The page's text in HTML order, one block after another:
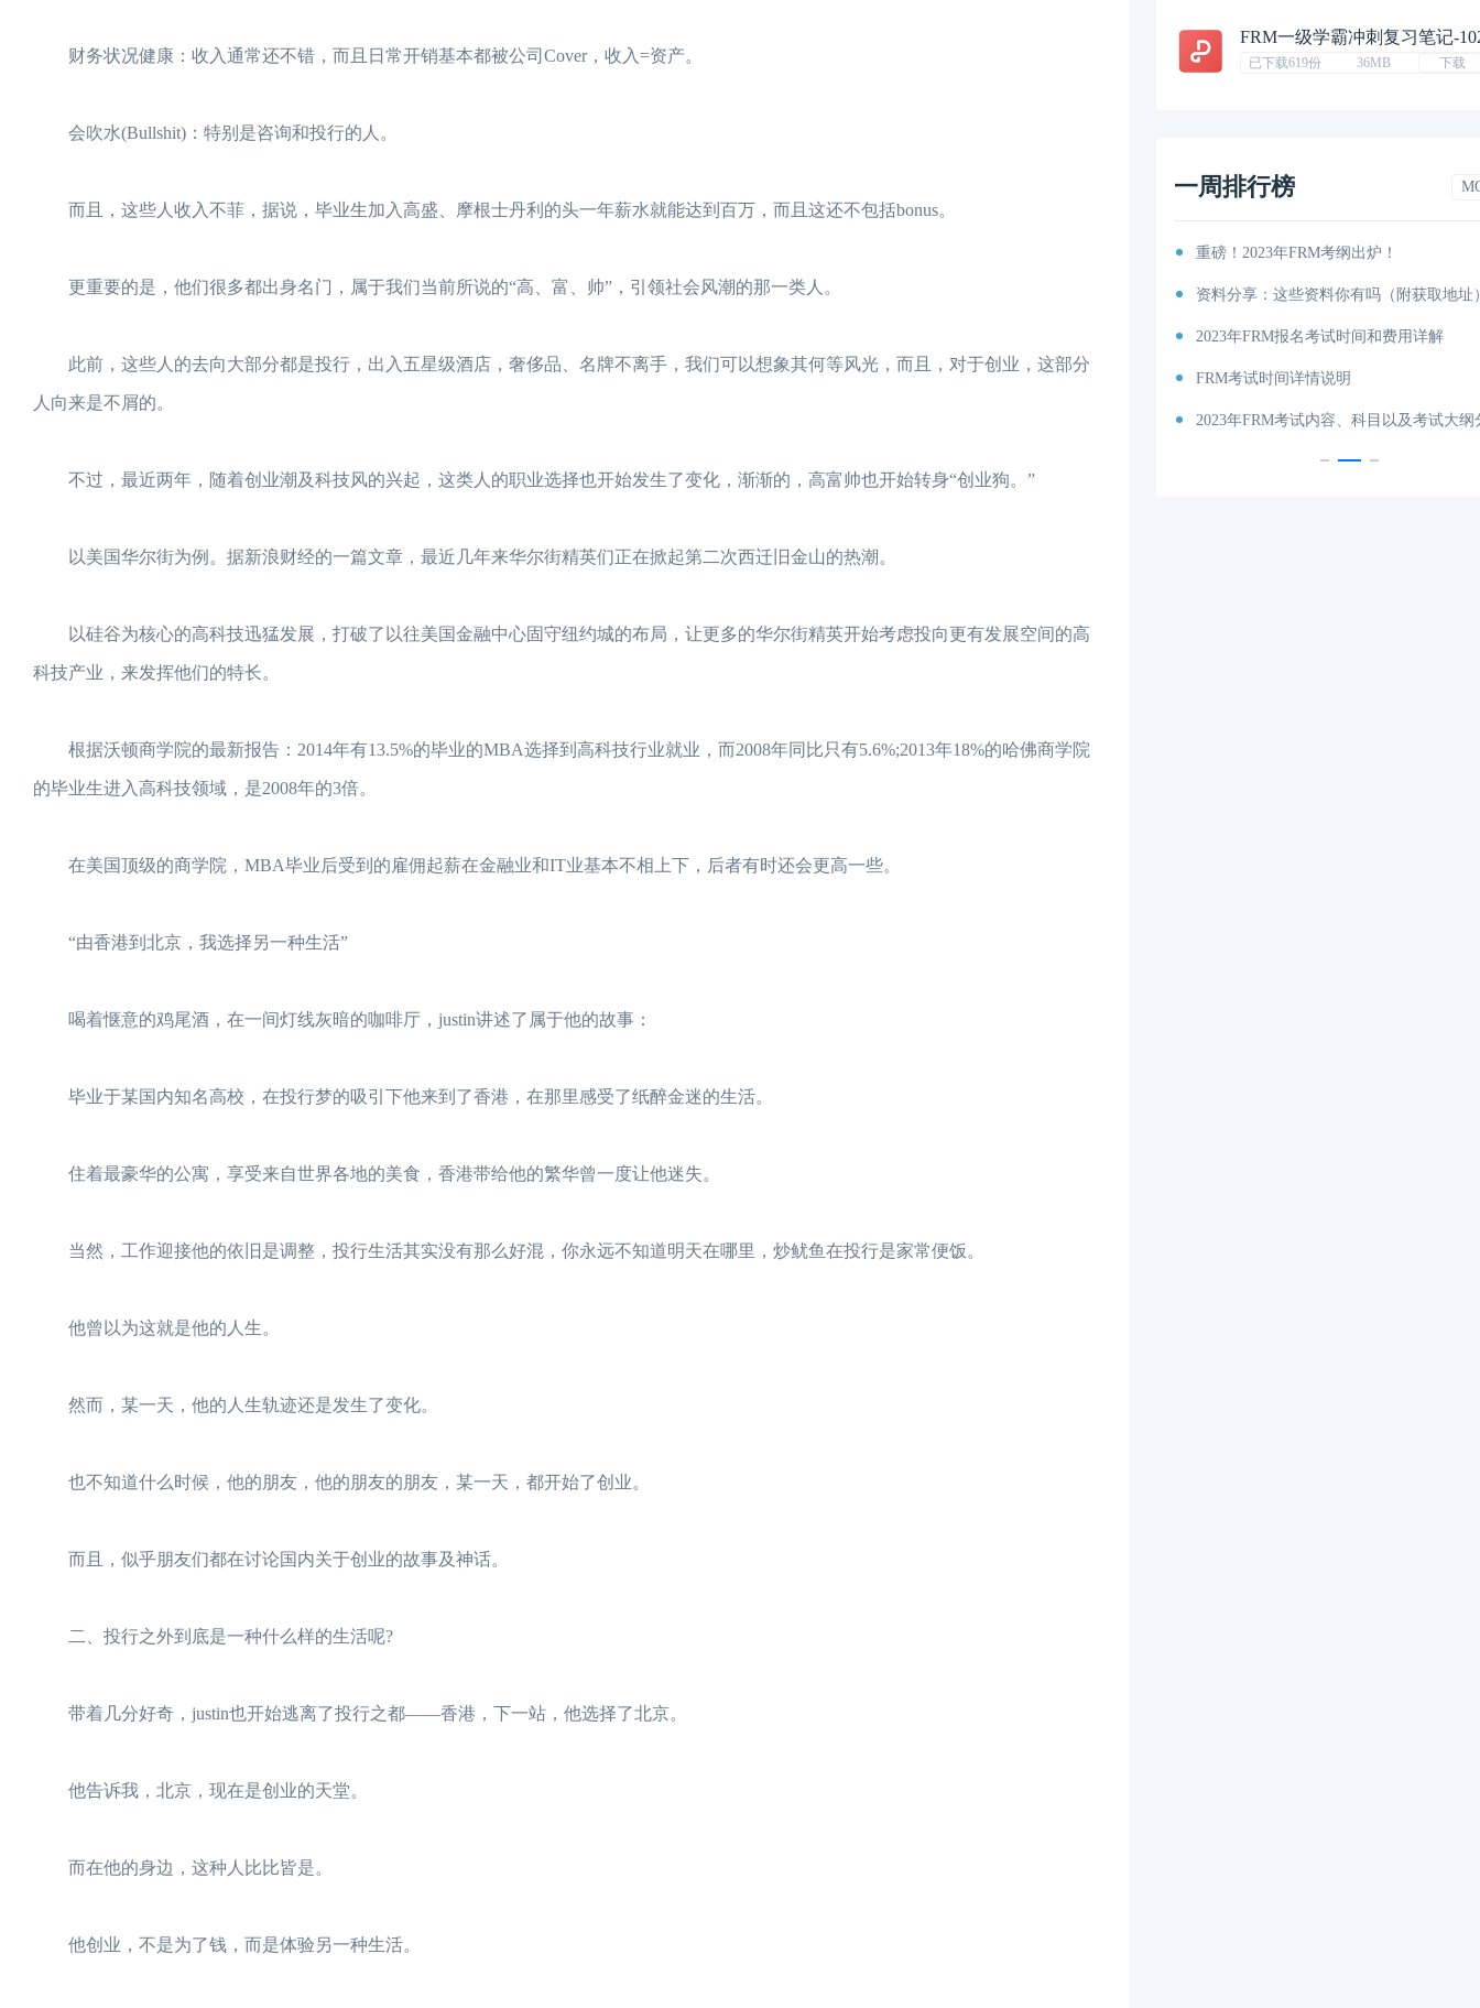
财务状况健康：收入通常还不错，而且日常开销基本都被公司Cover，收入=资产。
会吹水(Bullshit)：特别是咨询和投行的人。
而且，这些人收入不菲，据说，毕业生加入高盛、摩根士丹利的头一年薪水就能达到百万，而且这还不包括bonus。
更重要的是，他们很多都出身名门，属于我们当前所说的“高、富、帅”，引领社会风潮的那一类人。
此前，这些人的去向大部分都是投行，出入五星级酒店，奢侈品、名牌不离手，我们可以想象其何等风光，而且，对于创业，这部分
人向来是不屑的。
不过，最近两年，随着创业潮及科技风的兴起，这类人的职业选择也开始发生了变化，渐渐的，高富帅也开始转身“创业狗。”
以美国华尔街为例。据新浪财经的一篇文章，最近几年来华尔街精英们正在掀起第二次西迁旧金山的热潮。
以硅谷为核心的高科技迅猛发展，打破了以往美国金融中心固守纽约城的布局，让更多的华尔街精英开始考虑投向更有发展空间的高
科技产业，来发挥他们的特长。
根据沃顿商学院的最新报告：2014年有13.5%的毕业的MBA选择到高科技行业就业，而2008年同比只有5.6%;2013年18%的哈佛商学院
的毕业生进入高科技领域，是2008年的3倍。
在美国顶级的商学院，MBA毕业后受到的雇佣起薪在金融业和IT业基本不相上下，后者有时还会更高一些。
“由香港到北京，我选择另一种生活”
喝着惬意的鸡尾酒，在一间灯线灰暗的咖啡厅，justin讲述了属于他的故事：
毕业于某国内知名高校，在投行梦的吸引下他来到了香港，在那里感受了纸醉金迷的生活。
住着最豪华的公寓，享受来自世界各地的美食，香港带给他的繁华曾一度让他迷失。
当然，工作迎接他的依旧是调整，投行生活其实没有那么好混，你永远不知道明天在哪里，炒鱿鱼在投行是家常便饭。
他曾以为这就是他的人生。
然而，某一天，他的人生轨迹还是发生了变化。
也不知道什么时候，他的朋友，他的朋友的朋友，某一天，都开始了创业。
而且，似乎朋友们都在讨论国内关于创业的故事及神话。
二、投行之外到底是一种什么样的生活呢?
带着几分好奇，justin也开始逃离了投行之都——香港，下一站，他选择了北京。
他告诉我，北京，现在是创业的天堂。
而在他的身边，这种人比比皆是。
他创业，不是为了钱，而是体验另一种生活。
FRM一级学霸冲刺复习笔记-
已下载619份 36MB 下载
一周排行榜
重磅！2023年FRM考纲出炉！
资料分享：这些资料你有吗（附获取地址
2023年FRM报名考试时间和费用详解
FRM考试时间详情说明
2023年FRM考试内容、科目以及考试大纲